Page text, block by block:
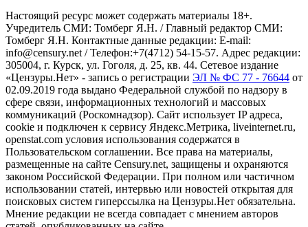
Настоящий ресурс может содержать материалы 18+.
Учредитель СМИ: Томберг Я.Н. / Главный редактор СМИ:
Томберг Я.Н. Контактные данные редакции: E-mail:
info@censury.net / Телефон:+7(4712) 54-15-57. Адрес редакции:
305004, г. Курск, ул. Гоголя, д. 25, кв. 44. Сетевое издание
«Цензуры.Нет» - запись о регистрации ЭЛ № ФС 77 - 76644 от
02.09.2019 года выдано Федеральной службой по надзору в
сфере связи, информационных технологий и массовых
коммуникаций (Роскомнадзор). Сайт использует IP адреса,
cookie и подключен к сервису Яндекс.Метрика, liveinternet.ru,
openstat.com условия использования содержатся в
Пользовательском соглашении. Все права на материалы,
размещенные на сайте Censury.net, защищены и охраняются
законом Российской Федерации. При полном или частичном
использовании статей, интервью или новостей открытая для
поисковых систем гиперссылка на Цензуры.Нет обязательна.
Мнение редакции не всегда совпадает с мнением авторов